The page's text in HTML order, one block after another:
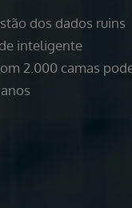
dos dados ruins
inteligente
2.000 camas